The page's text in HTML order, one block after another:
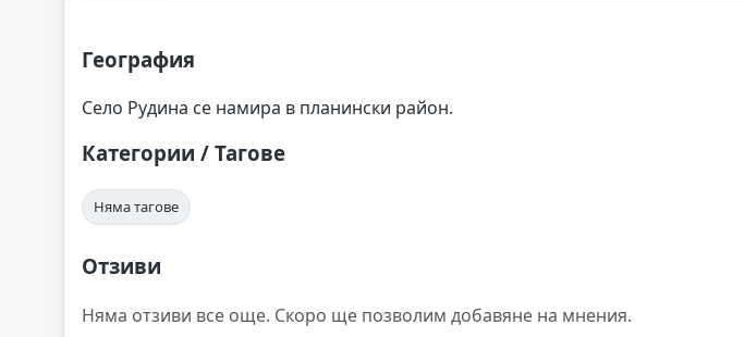
География
Село Рудина се намира в планински район.
Категории / Тагове
Няма тагове
Отзиви
Няма отзиви все още. Скоро ще позволим добавяне на мнения.